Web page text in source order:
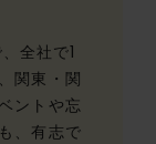
全社で1
関東・関
ントや忘
、有志で